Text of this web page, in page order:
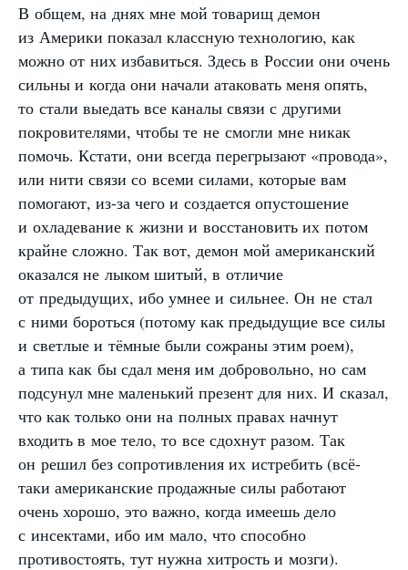
В общем, на днях мне мой товарищ демон
из Америки показал классную технологию, как
можно от них избавиться. Здесь в России они очень
сильны и когда они начали атаковать меня опять,
то стали выедать все каналы связи с другими
покровителями, чтобы те не смогли мне никак
помочь. Кстати, они всегда перегрызают «провода»,
или нити связи со всеми силами, которые вам
помогают, из-за чего и создается опустошение
и охладевание к жизни и восстановить их потом
крайне сложно. Так вот, демон мой американский
оказался не лыком шитый, в отличие
от предыдущих, ибо умнее и сильнее. Он не стал
с ними бороться (потому как предыдущие все силы
и светлые и тёмные были сожраны этим роем),
а типа как бы сдал меня им добровольно, но сам
подсунул мне маленький презент для них. И сказал,
что как только они на полных правах начнут
входить в мое тело, то все сдохнут разом. Так
он решил без сопротивления их истребить (всё-
таки американские продажные силы работают
очень хорошо, это важно, когда имеешь дело
с инсектами, ибо им мало, что способно
противостоять, тут нужна хитрость и мозги).